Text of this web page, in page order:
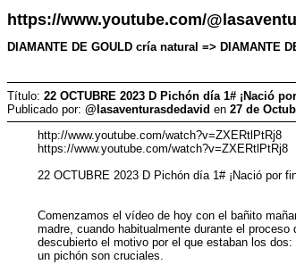
https://www.youtube.com/
DIAMANTE DE GOULD cría natural => DIAMANTE
Título: 22 OCTUBRE 2023 D Pichón día 1# ¡Nació
Publicado por: @lasaventurasdedavid en 27 de
http://www.youtube.com/watch?v=ZXERtlPtRj8
https://www.youtube.com/watch?v=ZXERtlPtRj8
22 OCTUBRE 2023 D Pichón día 1# ¡Nació por
Comenzamos el vídeo de hoy con el bañito
madre, cuando habitualmente durante el
descubierto el motivo por el que estaban los
un pichón son cruciales.